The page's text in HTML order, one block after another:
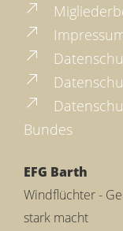
Bundes
EFG Barth
Windflüchter -
stark macht